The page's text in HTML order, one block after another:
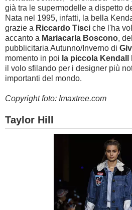
già tra le supermodelle a dispetto
Nata nel 1995, infatti, la bella
grazie a Riccardo Tisci che l'ha
accanto a Mariacarla Boscono,
pubblicitaria Autunno/Inverno di
momento in poi la piccola Kendall
il volo sfilando per i designer più
importanti del mondo.
Copyright foto: Imaxtree.com
Taylor Hill